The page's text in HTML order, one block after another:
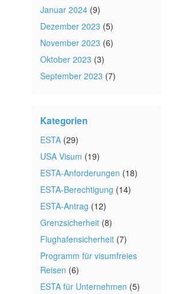
Januar 2024 (9)
Dezember 2023 (5)
November 2023 (6)
Oktober 2023 (3)
September 2023 (7)
Kategorien
ESTA (29)
USA Visum (19)
ESTA-Anforderungen (18)
ESTA-Berechtigung (14)
ESTA-Antrag (12)
Grenzsicherheit (8)
Flughafensicherheit (7)
Programm für visumfreies
Reisen (6)
ESTA für Unternehmen (5)